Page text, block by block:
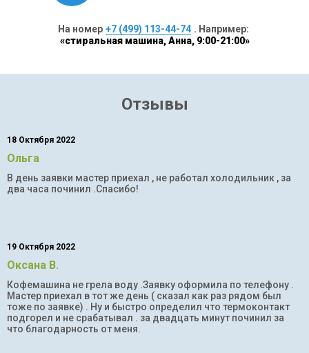
На номер +7 (499) 113-44-74 . Например:
«стиральная машина, Анна, 9:00-21:00»
Отзывы
18 Октября 2022
Ольга
В день заявки мастер приехал , не работал холодильник , за
два часа починил .Спасибо!
19 Октября 2022
Оксана В.
Кофемашина не грела воду .Заявку оформила по телефону .
Мастер приехал в тот же день ( сказал как раз рядом был
тоже по заявке) . Ну и быстро определил что термоконтакт
подгорел и не срабатывал . за двадцать минут починил за
что благодарность от меня.